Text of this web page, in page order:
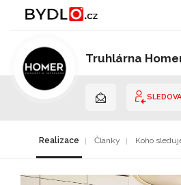
Truhlárna
Stolař / truhlář |
Realizace Články Koho